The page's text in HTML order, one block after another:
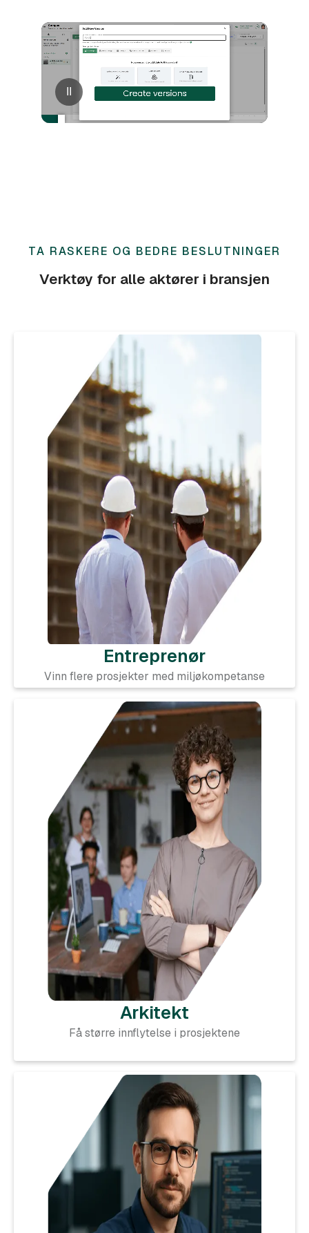
TA RASKERE OG BEDRE BESLUTNINGER
Verktøy for alle aktører i bransjen
Entreprenør
Vinn flere prosjekter med miljøkompetanse
Arkitekt
Få større innflytelse i prosjektene